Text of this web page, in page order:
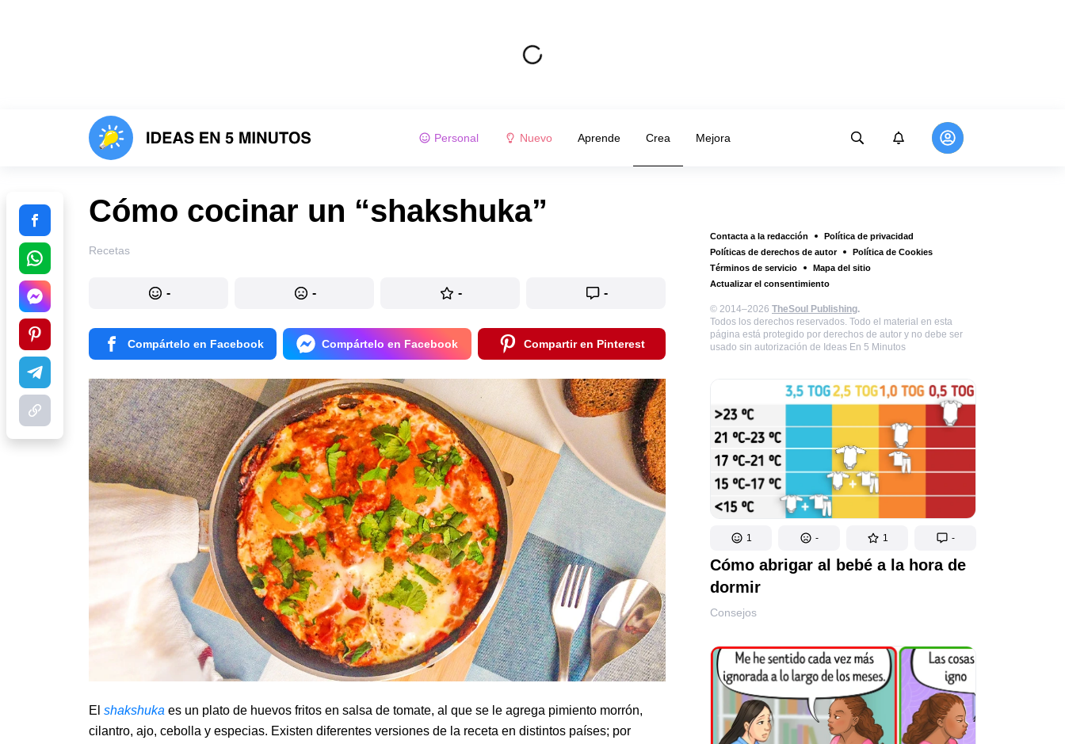
Personal Nuevo Aprende Crea Mejora
Contacta a la redacción
Política de privacidad
Políticas de derechos de autor
Política de Cookies
Términos de servicio
Mapa del sitio
Actualizar el consentimiento
© 2014–2026 TheSoul Publishing.
Todos los derechos reservados. Todo el material en esta
página está protegido por derechos de autor y no debe ser
usado sin autorización de Ideas En 5 Minutos
1 - 1 -
Cómo abrigar al bebé a la hora de
dormir
Consejos
Cómo cocinar un “shakshuka”
Recetas
- - - -
Compártelo en Facebook Compártelo en Facebook Compartir en Pinterest
El shakshuka es un plato de huevos fritos en salsa de tomate, al que se le agrega pimiento morrón,
cilantro, ajo, cebolla y especias. Existen diferentes versiones de la receta en distintos países; por